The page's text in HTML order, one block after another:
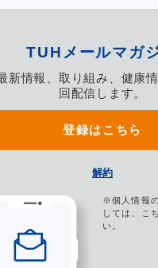
TUHメールマガ
新情報、取り組み、健康
回配信します。
登録はこちら
解約
※個人情報
しては、
こ
い。